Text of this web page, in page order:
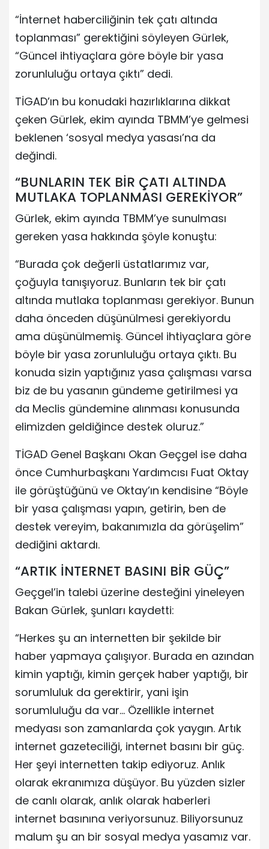
“İnternet haberciliğinin tek çatı altında
toplanması” gerektiğini söyleyen Gürlek,
“Güncel ihtiyaçlara göre böyle bir yasa
zorunluluğu ortaya çıktı” dedi.
TİGAD’ın bu konudaki hazırlıklarına dikkat
çeken Gürlek, ekim ayında TBMM’ye gelmesi
beklenen ‘sosyal medya yasası’na da
değindi.
“BUNLARIN TEK BİR ÇATI ALTINDA
MUTLAKA TOPLANMASI GEREKİYOR”
Gürlek, ekim ayında TBMM’ye sunulması
gereken yasa hakkında şöyle konuştu:
“Burada çok değerli üstatlarımız var,
çoğuyla tanışıyoruz. Bunların tek bir çatı
altında mutlaka toplanması gerekiyor. Bunun
daha önceden düşünülmesi gerekiyordu
ama düşünülmemiş. Güncel ihtiyaçlara göre
böyle bir yasa zorunluluğu ortaya çıktı. Bu
konuda sizin yaptığınız yasa çalışması varsa
biz de bu yasanın gündeme getirilmesi ya
da Meclis gündemine alınması konusunda
elimizden geldiğince destek oluruz.”
TİGAD Genel Başkanı Okan Geçgel ise daha
önce Cumhurbaşkanı Yardımcısı Fuat Oktay
ile görüştüğünü ve Oktay’ın kendisine “Böyle
bir yasa çalışması yapın, getirin, ben de
destek vereyim, bakanımızla da görüşelim”
dediğini aktardı.
“ARTIK İNTERNET BASINI BİR GÜÇ”
Geçgel’in talebi üzerine desteğini yineleyen
Bakan Gürlek, şunları kaydetti:
“Herkes şu an internetten bir şekilde bir
haber yapmaya çalışıyor. Burada en azından
kimin yaptığı, kimin gerçek haber yaptığı, bir
sorumluluk da gerektirir, yani işin
sorumluluğu da var… Özellikle internet
medyası son zamanlarda çok yaygın. Artık
internet gazeteciliği, internet basını bir güç.
Her şeyi internetten takip ediyoruz. Anlık
olarak ekranımıza düşüyor. Bu yüzden sizler
de canlı olarak, anlık olarak haberleri
internet basınına veriyorsunuz. Biliyorsunuz
malum şu an bir sosyal medya yasamız var.